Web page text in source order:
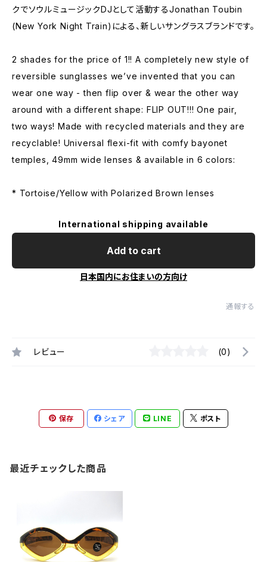
クでソウルミュージックDJとして活動するJonathan Toubin
(New York Night Train)による、新しいサングラスブランドです。
2 shades for the price of 1!! A completely new style of
reversible sunglasses we’ve invented that you can
wear one way - then flip over & wear the other way
around with a different shape: FLIP OUT!!! One pair,
two ways! Made with recycled materials and they are
recyclable! Universal flexi-fit with comfy bayonet
temples, 49mm wide lenses & available in 6 colors:
* Tortoise/Yellow with Polarized Brown lenses
International shipping available
Add to cart
日本国内にお住まいの方向け
通報する
レビュー (0)
保存 シェア LINE ポスト
最近チェックした商品